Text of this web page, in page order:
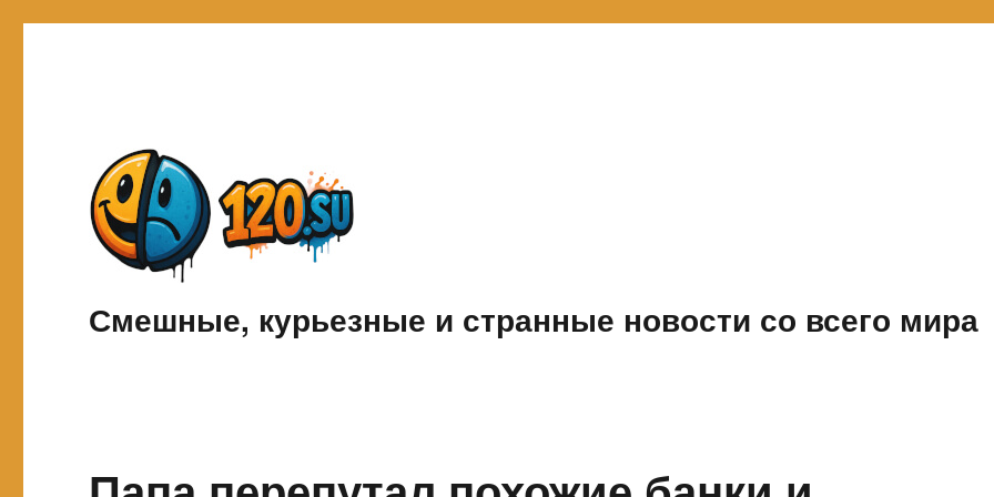
Смешные, курьезные и странные новости со всего мира